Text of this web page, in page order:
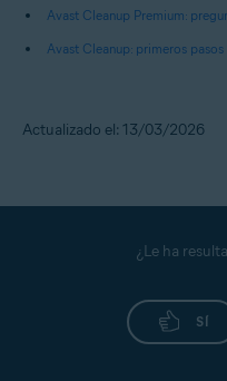
Avast Cleanup Premium:
Avast Cleanup: primeros pasos
Actualizado el: 13/03/2026
¿Le ha
SÍ